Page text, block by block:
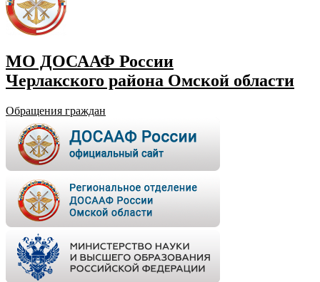
МО ДОСААФ России
Черлакского района Омской области
Обращения граждан